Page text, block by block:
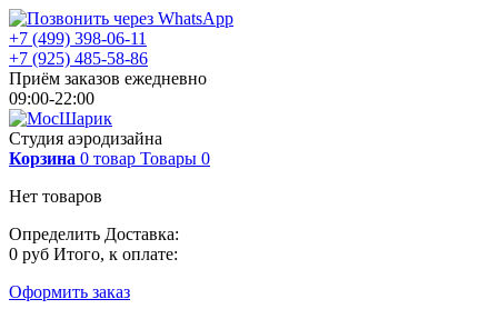
+7 (499) 398-06-11
+7 (925) 485-58-86
Приём заказов ежедневно
09:00-22:00
Студия аэродизайна
Корзина 0 товар Товары 0
Нет товаров
Определить Доставка:
0 руб Итого, к оплате:
Оформить заказ